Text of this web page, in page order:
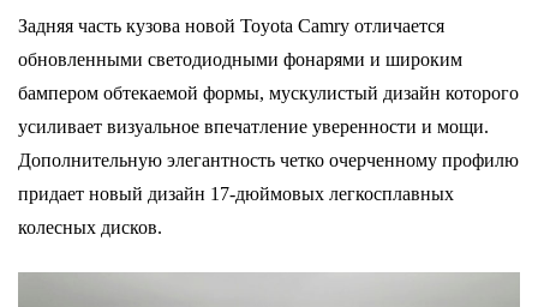
Задняя часть кузова новой Toyota Camry отличается
обновленными светодиодными фонарями и широким
бампером обтекаемой формы, мускулистый дизайн которого
усиливает визуальное впечатление уверенности и мощи.
Дополнительную элегантность четко очерченному профилю
придает новый дизайн 17-дюймовых легкосплавных
колесных дисков.